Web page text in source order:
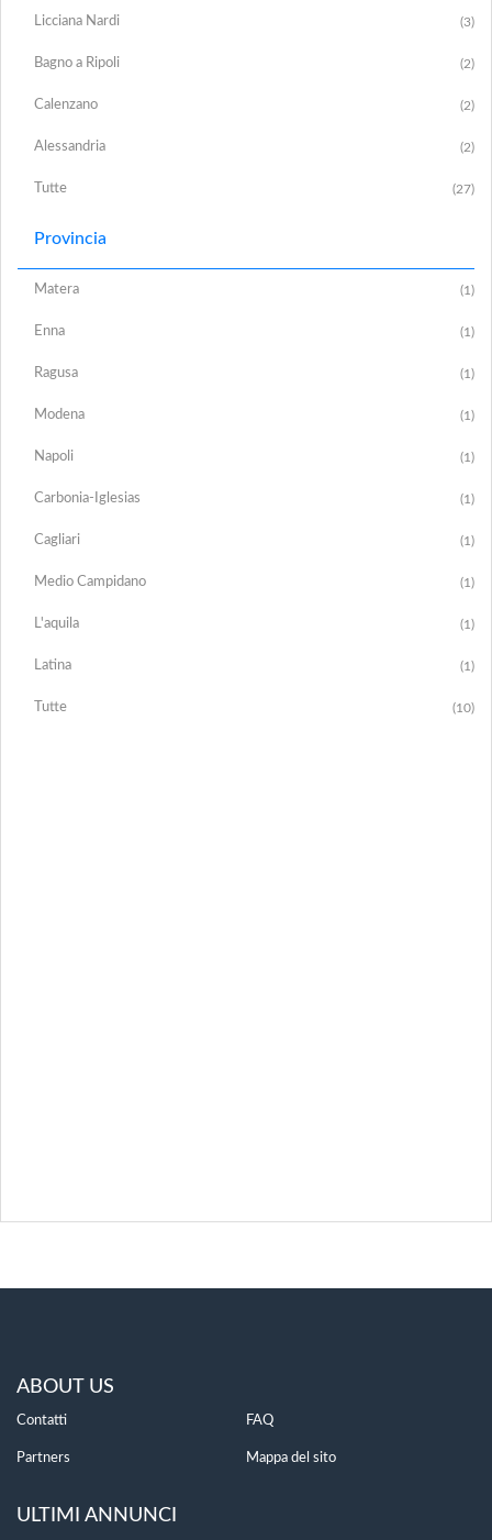
Licciana Nardi (3)
Bagno a Ripoli (2)
Calenzano (2)
Alessandria (2)
Tutte (27)
Provincia
Matera (1)
Enna (1)
Ragusa (1)
Modena (1)
Napoli (1)
Carbonia-Iglesias (1)
Cagliari (1)
Medio Campidano (1)
L'aquila (1)
Latina (1)
Tutte (10)
ABOUT US
Contatti FAQ
Partners Mappa del sito
ULTIMI ANNUNCI